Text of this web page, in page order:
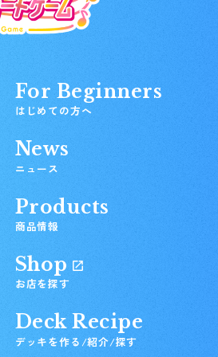
For Beginners
はじめての方へ
News
ニュース
Products
商品情報
Shop
お店を探す
Deck Recipe
デッキを作る/紹介/探す